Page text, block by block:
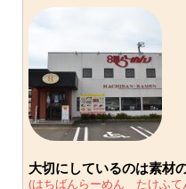
大切にしているのは素材
(はちばんらーめん たけふて